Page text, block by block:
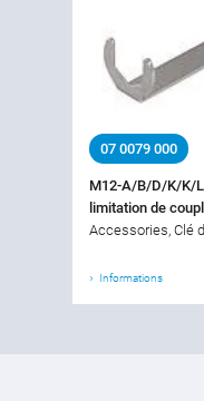
07 0079 000
M12-A/B/D/K/K/
limitation de
Accessories, Clé
Informations